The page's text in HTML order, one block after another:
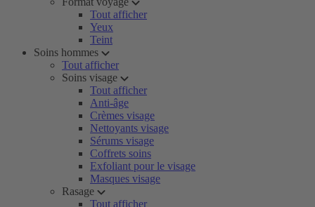
Tout afficher
Yeux
Teint
Soins hommes
Tout afficher
Soins visage
Tout afficher
Anti-âge
Crèmes visage
Nettoyants visage
Sérums visage
Coffrets soins
Exfoliant pour le visage
Masques visage
Rasage
Tout afficher